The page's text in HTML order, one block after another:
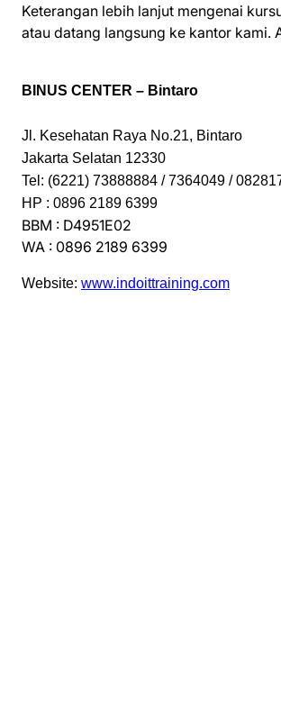
Keterangan lebih lanjut mengenai
atau datang langsung ke kantor kami.
BINUS CENTER – Bintaro
Jl. Kesehatan Raya No.21, Bintaro
Jakarta Selatan 12330
Tel: (6221) 73888884 / 7364049 /
HP : 0896 2189 6399
BBM : D4951E02
WA : 0896 2189 6399
Website: www.indoittraining.com